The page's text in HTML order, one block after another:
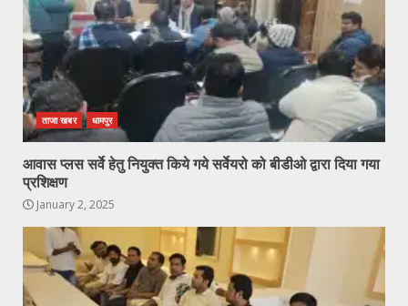
ताजा खबर धामपुर
आवास प्लस सर्वे हेतु नियुक्त किये गये सर्वेयरो को बीडीओ द्वारा दिया गया
प्रशिक्षण
January 2, 2025